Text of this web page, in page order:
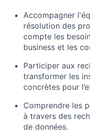
Accompagner
résolution des
compte les
business et les
Participer aux
transformer les
concrètes pour
Comprendre les
à travers des
de données.